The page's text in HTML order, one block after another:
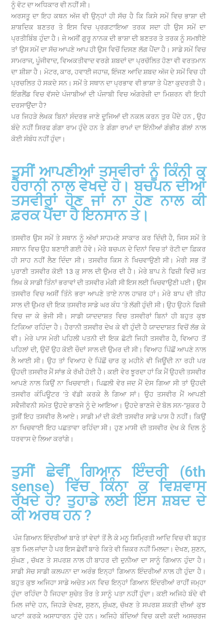
ਨੂੰ ਵੋਟ ਦਾ ਅਧਿਕਾਰ ਵੀ ਨਹੀਂ ਸੀ।
ਅਰਸਤੂ ਦਾ ਇਹ ਕਥਨ ਅੱਜ ਵੀ ਉਨ੍ਹਾਂ ਹੀ ਸੱਚ ਹੈ ਕਿ ਕਿਸੇ ਸਮੇਂ ਵਿਚ ਭਾਸ਼ਾ ਦੀ
ਸ਼ਾਬਦਿਕ ਬਣਤਰ ਤੇ ਇਸ ਵਿਚ ਪ੍ਰਗਟਾਇਆ ਤਰਕ ਸਦਾ ਹੀ ਉਸ ਸਮੇਂ ਦਾ
ਪ੍ਰਤੀਬਿੰਬ ਹੁੰਦਾ ਹੈ। ਜੇ ਅਸੀਂ ਗੁਰੂ ਨਾਨਕ ਦੀ ਭਾਸ਼ਾ ਦੀ ਬਣਤਰ ਤੇ ਤਰਕ ਨੂੰ ਸਮਝੀਏ
ਤਾਂ ਉਸ ਸਮੇਂ ਦਾ ਸੱਚ ਆਪਣੇ ਆਪ ਹੀ ਉਸ ਵਿਚੋਂ ਦਿਸਣ ਲੱਗ ਪੈਂਦਾ ਹੈ। ਸਾਡੇ ਸਮੇਂ ਵਿਚ
ਸਾਮਰਾਜ, ਪੂੰਜੀਵਾਦ, ਵਿਅਕਤੀਵਾਦ ਵਰਗੇ ਸ਼ਬਦਾਂ ਦਾ ਪ੍ਰਚੱਲਿਤ ਹੋਣਾ ਵੀ ਵਰਤਮਾਨ
ਦਾ ਸ਼ੀਸ਼ਾ ਹੈ। ਮੋਟਰ, ਕਾਰ, ਹਵਾਈ ਜਹਾਜ਼, ਇੰਜਣ ਆਦਿ ਸ਼ਬਦ ਅੱਜ ਦੇ ਸਮੇਂ ਵਿਚ ਹੀ
ਪ੍ਰਚਲਿਤ ਹੋ ਸਕਦੇ ਸਨ। ਸਮੇਂ ਤੇ ਸਥਾਨ ਦਾ ਪ੍ਰਭਾਵ ਵੀ ਭਾਸ਼ਾ ਤੇ ਪੈਣਾ ਕੁਦਰਤੀ ਹੈ।
ਇੰਗਲੈਂਡ ਵਿਚ ਵੱਸਦੇ ਪੰਜਾਬੀਆਂ ਦੀ ਪੰਜਾਬੀ ਵਿਚ ਅੰਗਰੇਜ਼ੀ ਦਾ ਮਿਸ਼ਰਨ ਵੀ ਇਹੀ
ਦਰਸਾਉਂਦਾ ਹੈ?
ਪਰ ਜਿਹੜੇ ਲੇਖਕ ਬਿਨਾਂ ਸੰਦਰਭ ਜਾਣੇ ਦੂਜਿਆਂ ਦੀ ਨਕਲ ਕਰਨ ਤੁਰ ਪੈਂਦੇ ਹਨ , ਉਹ
ਬੰਦੇ ਨਹੀਂ ਸਿਰਫ ਗੰਗਾ ਰਾਮ ਹੁੰਦੇ ਹਨ ਤੇ ਗੰਗਾ ਰਾਮਾਂ ਦਾ ਇੰਨੀਆਂ ਗੰਭੀਰ ਗੱਲਾਂ ਨਾਲ
ਕੋਈ ਸੰਬੰਧ ਨਹੀਂ ਹੁੰਦਾ।
ਤੁਸੀਂ ਆਪਣੀਆਂ ਤਸਵੀਰਾਂ ਨੂੰ ਕਿੰਨੀ ਕੁ
ਹੈਰਾਨੀ ਨਾਲ ਵੇਖਦੇ ਹੋ। ਬਚਪਨ ਦੀਆਂ
ਤਸਵੀਰਾਂ ਹੋਣ ਜਾਂ ਨਾ ਹੋਣ ਨਾਲ ਕੀ
ਫ਼ਰਕ ਪੈਂਦਾ ਹੈ ਇਨਸਾਨ ਤੇ।
ਤਸਵੀਰ ਉਸ ਸਮੇਂ ਤੇ ਸਥਾਨ ਨੂੰ ਅੱਖਾਂ ਸਾਹਮਣੇ ਸਾਕਾਰ ਕਰ ਦਿੰਦੀ ਹੈ, ਜਿਸ ਸਮੇਂ ਤੇ
ਸਥਾਨ ਵਿਚ ਉਹ ਬਣਾਈ ਗਈ ਹੋਵੇ। ਮੇਰੇ ਬਚਪਨ ਦੇ ਦਿਨਾਂ ਵਿਚ ਤਾਂ ਰੋਟੀ ਦਾ ਫ਼ਿਕਰ
ਹੀ ਸਾਹ ਨਹੀਂ ਲੈਣ ਦਿੰਦਾ ਸੀ। ਤਸਵੀਰ ਕਿਸ ਨੇ ਖਿਚਵਾਉਣੀ ਸੀ। ਮੇਰੀ ਸਭ ਤੋਂ
ਪੁਰਾਣੀ ਤਸਵੀਰ ਕੋਈ 13 ਕੁ ਸਾਲ ਦੀ ਉਮਰ ਦੀ ਹੈ। ਮੇਰੇ ਬਾਪ ਨੇ ਫਿਜ਼ੀ ਵਿਚੋਂ ਖ਼ਤ
ਲਿਖ ਕੇ ਸਾਡੀ ਤਿੰਨਾਂ ਭਰਾਵਾਂ ਦੀ ਤਸਵੀਰ ਮੰਗੀ ਸੀ ਇਸ ਲਈ ਖਿਚਵਾਉਣੀ ਪਈ। ਉਸ
ਤਸਵੀਰ ਵਿਚ ਅਸੀਂ ਤਿੰਨੇ ਭਰਾ ਆਪਣੇ ਤਾਏ ਨਾਲ ਹਾਜ਼ਰ ਹਾਂ। ਮੇਰੇ ਬਾਪ ਦੀ ਤੀਹ
ਸਾਲ ਦੀ ਉਮਰ ਦੀ ਇਕ ਤਸਵੀਰ ਸਾਡੇ ਘਰ ਕੰਧ ‘ਤੇ ਲੱਗੀ ਹੁੰਦੀ ਸੀ। ਉਹ ਉਹਨੇ ਫਿਜ਼ੀ
ਵਿਚ ਜਾ ਕੇ ਭੇਜੀ ਸੀ। ਸਾਡੀ ਯਾਦਦਾਸ਼ਤ ਵਿਚ ਤਸਵੀਰਾਂ ਬਿਨਾਂ ਹੀ ਬਹੁਤ ਕੁਝ
ਟਿਕਿਆ ਰਹਿੰਦਾ ਹੈ। ਹੈਰਾਨੀ ਤਸਵੀਰ ਦੇਖ ਕੇ ਵੀ ਹੁੰਦੀ ਹੈ ਯਾਦਦਾਸ਼ਤ ਵਿਚੋਂ ਲੱਭ ਕੇ
ਵੀ। ਮੇਰੇ ਪਾਸ ਮੇਰੀ ਪਹਿਲੀ ਪਤਨੀ ਦੀ ਇਕ ਛੋਟੀ ਜਿਹੀ ਤਸਵੀਰ ਹੈ, ਵਿਆਹ ਤੋਂ
ਪਹਿਲਾਂ ਦੀ, ਉਦੋਂ ਉਹ ਕੋਈ ਚੌਦਾਂ ਸਾਲ ਦੀ ਉਮਰ ਦੀ ਸੀ। ਵਿਆਹ ਪਿੱਛੋਂ ਆਪਣੇ ਨਾਲ
ਲੈ ਆਈ ਸੀ। ਉਹ ਤਾਂ ਵਿਆਹ ਦੇ ਪਿੱਛੋਂ ਚਾਰ ਕੁ ਮਹੀਨੇ ਵੀ ਜਿਊਂਦੀ ਨਾ ਰਹੀ ਪਰ
ਉਹਦੀ ਤਸਵੀਰ ਮੈਂ ਸਾਂਭ ਕੇ ਰੱਖੀ ਹੋਈ ਹੈ। ਕਈ ਵੇਰ ਝੂਰਦਾ ਹਾਂ ਕਿ ਮੈਂ ਉਹਦੀ ਤਸਵੀਰ
ਆਪਣੇ ਨਾਲ ਕਿਉਂ ਨਾ ਖਿਚਵਾਈ। ਪਿਛਲੀ ਵੇਰ ਜਦ ਮੈਂ ਦੇਸ ਗਿਆ ਸੀ ਤਾਂ ਉਹਦੀ
ਤਸਵੀਰ ਕੰਪਿਊਟਰ ‘ਤੇ ਵੱਡੀ ਕਰਕੇ ਲੈ ਗਿਆ ਸਾਂ। ਉਹ ਤਸਵੀਰ ਮੈਂ ਆਪਣੀ
ਸਵੈਜੀਵਨੀ ਸਮੇਤ ਉਹਦੇ ਭਾਣਜੇ ਨੂੰ ਦੇ ਆਇਆ। ਉਹਦੇ ਭਾਣਜੇ ਦੇ ਬੋਲ ਸਨ-“ਸ਼ੁਕਰ ਹੈ
ਤੁਸੀਂ ਇਹ ਤਸਵੀਰ ਲੈ ਆਏ। ਸਾਡੀ ਮਾਂ ਦੀ ਕੋਈ ਤਸਵੀਰ ਸਾਡੇ ਪਾਸ ਹੈ ਨਹੀਂ। ਕਿਉਂ
ਨਾ ਖਿਚਵਾਈ ਇਹ ਪਛਤਾਵਾ ਰਹਿੰਦਾ ਸੀ। ਹੁਣ ਮਾਸੀ ਦੀ ਤਸਵੀਰ ਦੇਖ ਕੇ ਦਿਲ ਨੂੰ
ਧਰਵਾਸ ਦੇ ਲਿਆ ਕਰਾਂਗੇ।
ਤੁਸੀਂ ਛੇਵੀਂ ਗਿਆਨ ਇੰਦਰੀ (6th
sense) ਵਿੱਚ ਕਿੰਨਾ ਕੁ ਵਿਸ਼ਵਾਸ
ਰੱਖਦੇ ਹੋ? ਤੁਹਾਡੇ ਲਈ ਇਸ ਸ਼ਬਦ ਦੇ
ਕੀ ਅਰਥ ਹਨ ?
ਪੰਜ ਗਿਆਨ ਇੰਦਰੀਆਂ ਬਾਰੇ ਤਾਂ ਵੇਦਾਂ ਤੋਂ ਲੈ ਕੇ ਮਨੂ ਸਿਮ੍ਰਿਤੀ ਆਦਿ ਵਿਚ ਵੀ ਬਹੁਤ
ਕੁਝ ਮਿਲ ਜਾਂਦਾ ਹੈ ਪਰ ਇਸ ਛੇਵੀਂ ਬਾਰੇ ਕਿਤੇ ਵੀ ਜ਼ਿਕਰ ਨਹੀਂ ਮਿਲਦਾ। ਦੇਖਣ, ਸੁਣਨ,
ਸੁੰਘਣ , ਚੱਖਣ ਤੇ ਸਪਰਸ਼ ਨਾਲ ਹੀ ਬਾਹਰ ਦੀ ਦੁਨੀਆ ਦਾ ਸਾਨੂੰ ਗਿਆਨ ਹੁੰਦਾ ਹੈ।
ਸਾਡੀ ਸੋਚ ਸਾਡੀ ਕਲਪਨਾ ਦਾ ਅਰੰਭ ਇਨ੍ਹਾਂ ਗਿਆਨ ਇੰਦਰੀਆਂ ਨਾਲ ਹੀ ਹੁੰਦਾ ਹੈ।
ਬਹੁਤ ਕੁਝ ਅਜਿਹਾ ਸਾਡੇ ਅਚੇਤ ਮਨ ਵਿਚ ਇਨ੍ਹਾਂ ਗਿਆਨ ਇੰਦਰੀਆਂ ਰਾਹੀਂ ਜਮ੍ਹਾ
ਹੁੰਦਾ ਰਹਿੰਦਾ ਹੈ ਜਿਹਦਾ ਸੁਚੇਤ ਤੌਰ ਤੇ ਸਾਨੂੰ ਪਤਾ ਨਹੀਂ ਹੁੰਦਾ। ਕਈ ਅਜਿਹੇ ਬੰਦੇ ਵੀ
ਮਿਲ ਜਾਂਦੇ ਹਨ, ਜਿਹੜੇ ਦੇਖਣ, ਸੁਣਨ, ਸੁੰਘਣ, ਚੱਖਣ ਤੇ ਸਪਰਸ਼ ਸ਼ਕਤੀ ਦੀਆਂ ਕੁਝ
ਘਾਟਾਂ ਕਰਕੇ ਅਸਾਧਾਰਨ ਹੁੰਦੇ ਹਨ। ਅਜਿਹੇ ਬੰਦਿਆਂ ਵਿਚ ਕਦੀ ਕਦੀ ਅਸਚਰਜ